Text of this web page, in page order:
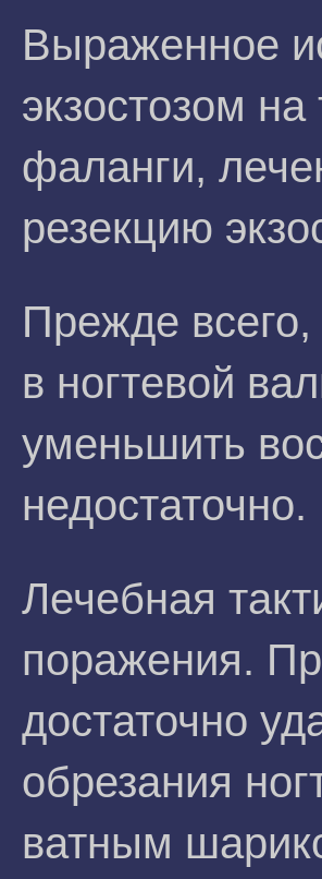
Выраженное
экзостозом
фаланги,
резекцию
Прежде всего,
в ногтевой
уменьшить
недостаточно.
Лечебная
поражения.
достаточно
обрезания
ватным